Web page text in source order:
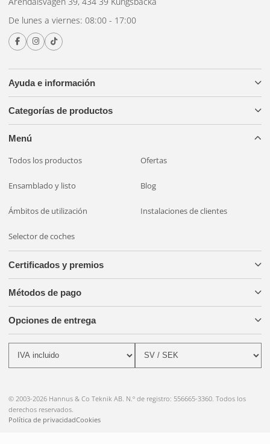
Xenonkungen
reconocidos. Entrega rápida y plazo de compra de 30 días.
Ayuda e información
Categorías de productos
Menú
Todos los productos Ofertas
Ensamblado y listo Blog
Ámbitos de utilización Instalaciones de clientes
Selector de coches
De lunes a viernes: 08:00 - 17:00
Certificados y premios
Métodos de pago
Opciones de entrega
© 2003-2026 Hannus & Co Teknik AB. N.º de registro: 556665-3360. Todos los
derechos reservados.
Política de privacidadCookies